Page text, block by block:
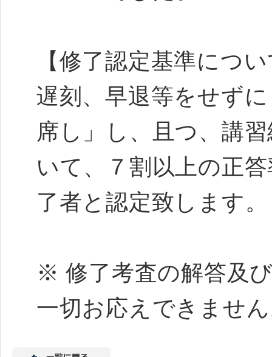
【修了認定基準につ
遅刻、早退等をせず
席し」し、且つ、講
いて、７割以上の正
了者と認定致します。
※ 修了考査の解答及
一切お応えできませ